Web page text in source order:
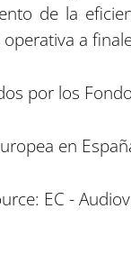
de la
a
por los
en
EC -